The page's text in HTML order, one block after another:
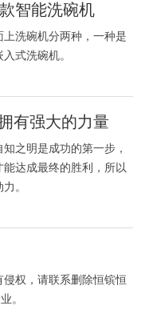
智能洗碗机
洗碗机分两种，一种是
式洗碗机。
有强大的力量
之明是成功的第一步，
达成最终的胜利，所以
。
权，请联系删除恒镔恒
。